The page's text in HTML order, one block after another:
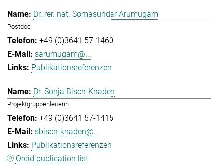
Dr. rer. nat. Somasundar Arumugam
Postdoc
+49 (0)3641 57-1460
sarumugam@...
Publikationsreferenzen
Dr. Sonja Bisch-Knaden
Projektgruppenleiterin
+49 (0)3641 57-1415
sbisch-knaden@...
Publikationsreferenzen
Orcid publication list